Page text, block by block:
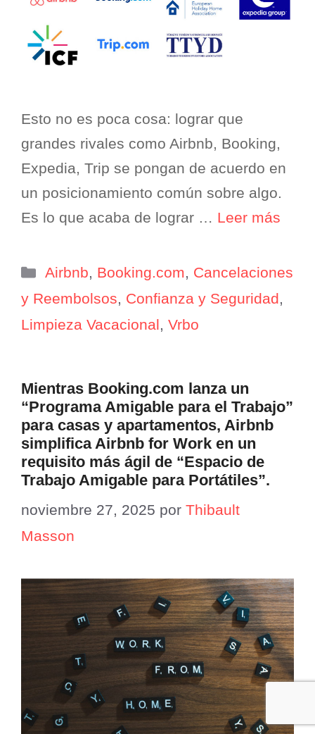
Esto no es poca cosa: lograr que
grandes rivales como Airbnb, Booking,
Expedia, Trip se pongan de acuerdo en
un posicionamiento común sobre algo.
Es lo que acaba de lograr … Leer más
Categorías
Airbnb, Booking.com, Cancelaciones
y Reembolsos, Confianza y Seguridad,
Limpieza Vacacional, Vrbo
Mientras Booking.com lanza un
“Programa Amigable para el Trabajo”
para casas y apartamentos, Airbnb
simplifica Airbnb for Work en un
requisito más ágil de “Espacio de
Trabajo Amigable para Portátiles”.
noviembre 27, 2025 por Thibault
Masson